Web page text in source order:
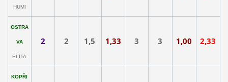
HUMI
OSTRA
VA
ELITA
2 2 1,5 1,33 3 3 1,00 2,33
KOPŘI